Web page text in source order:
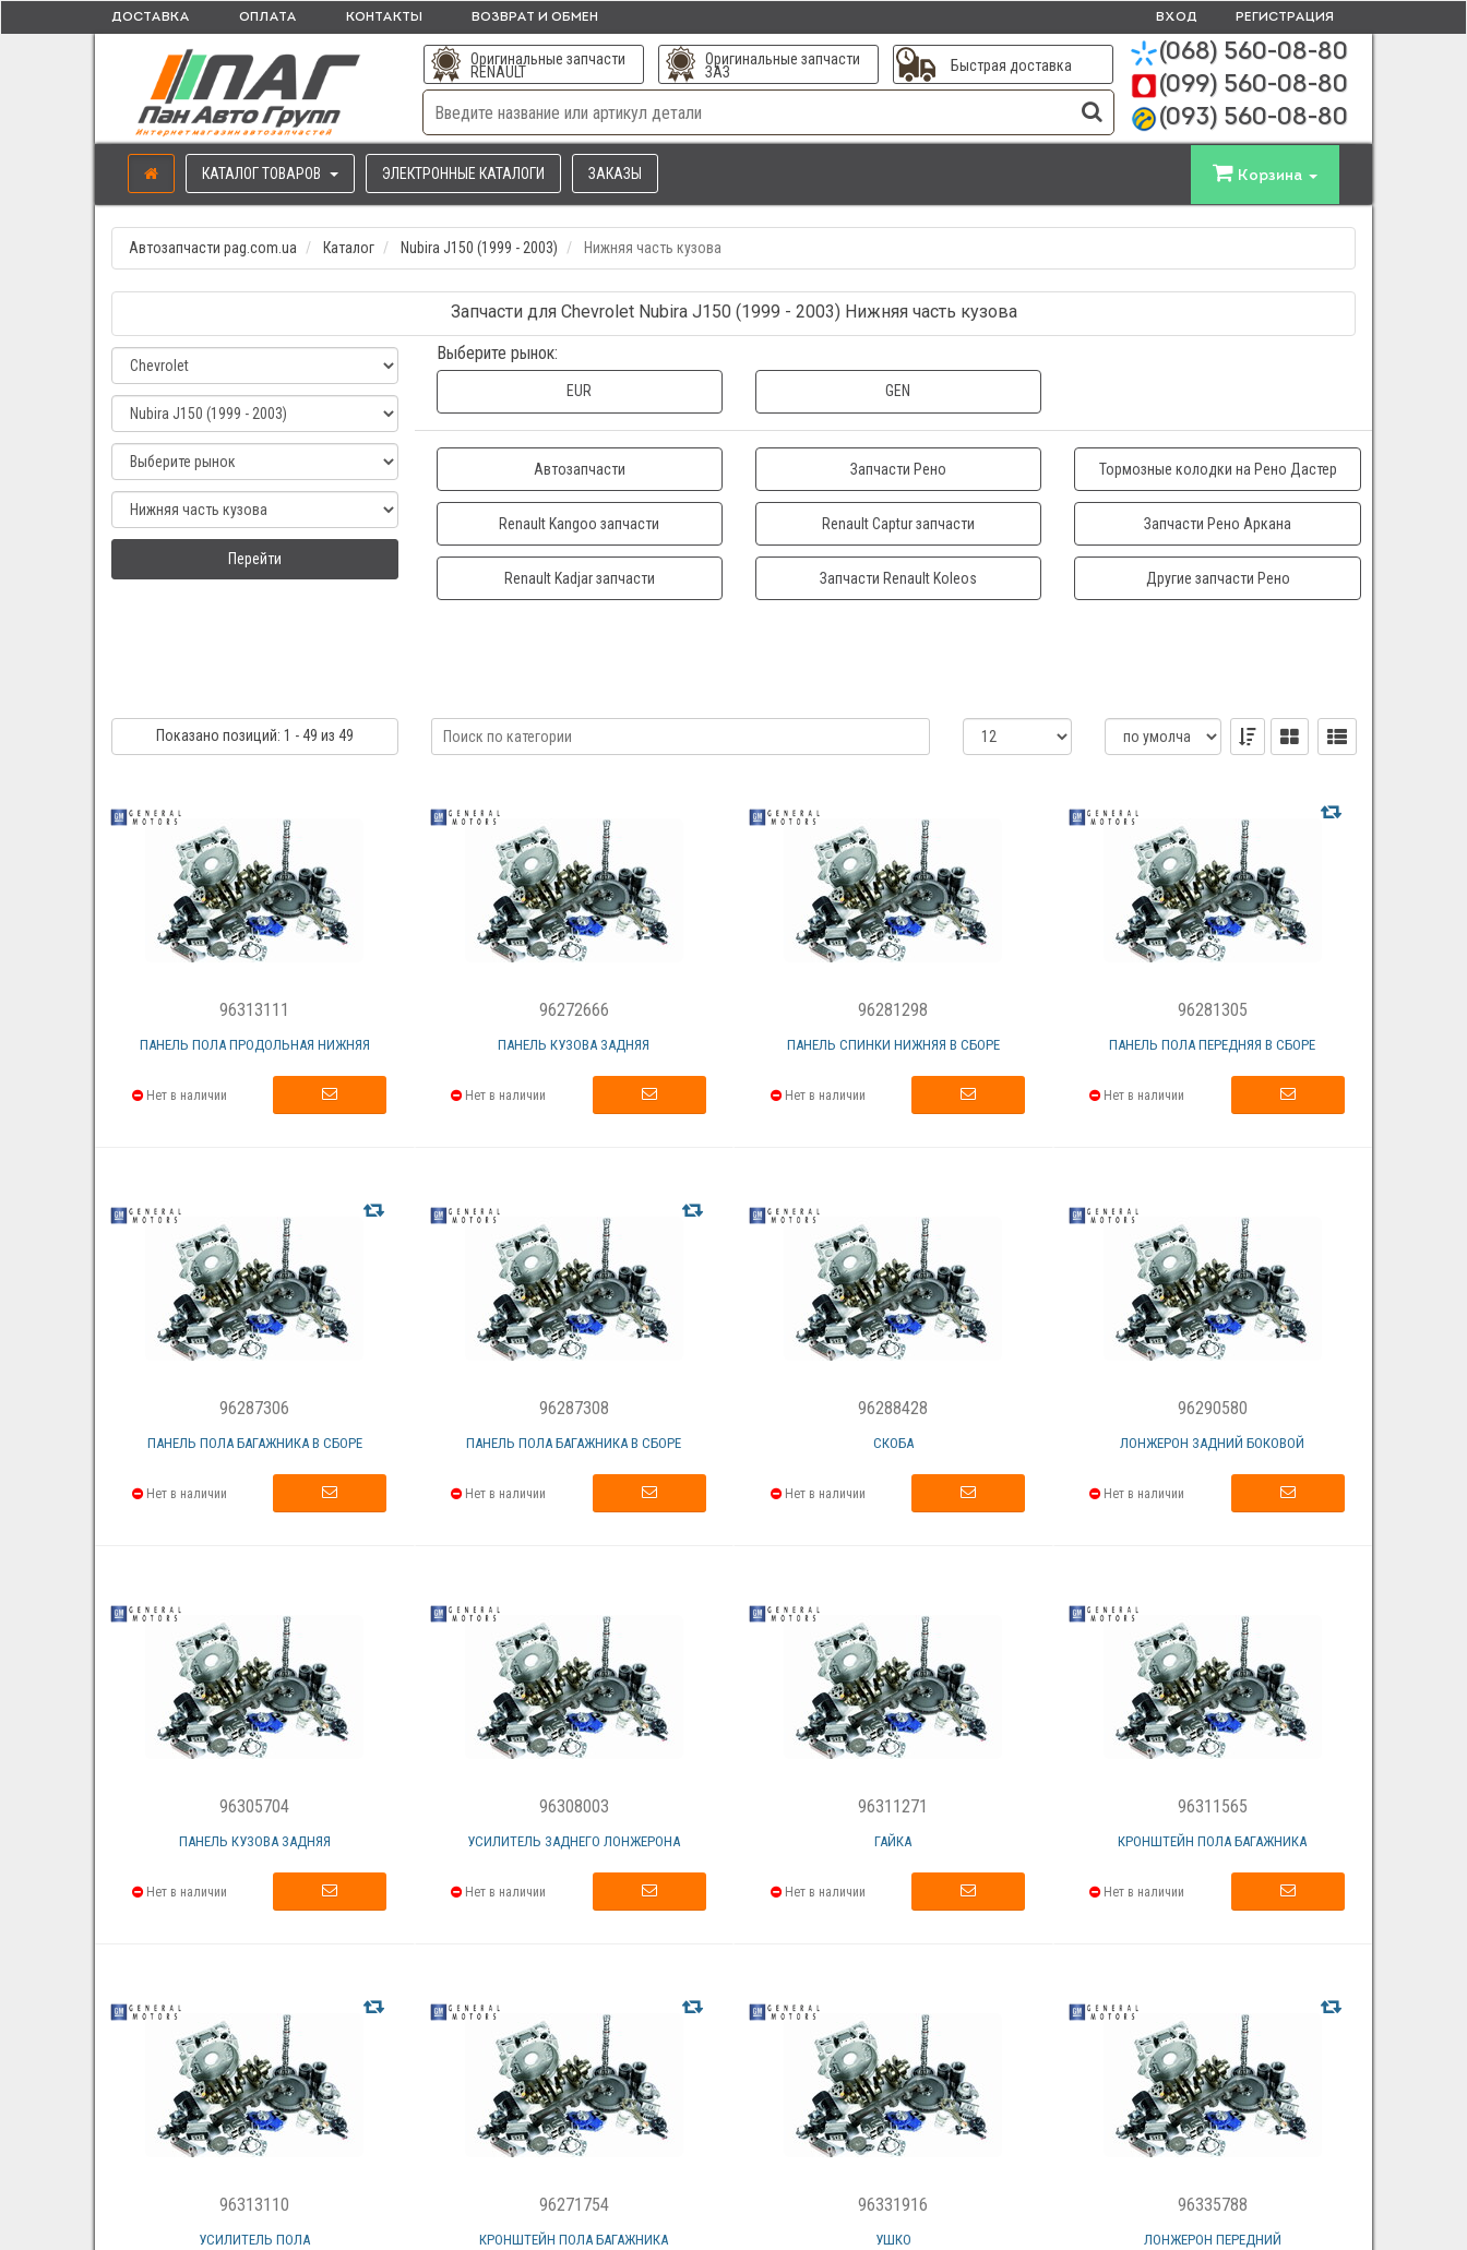
ДОСТАВКА ОПЛАТА КОНТАКТЫ ВОЗВРАТ И ОБМЕН ВХОД РЕГИСТРАЦИЯ
Оригинальные запчасти
RENAULT
Оригинальные запчасти
ЗАЗ Быстрая доставка (068) 560-08-80
(099) 560-08-80
(093) 560-08-80
КАТАЛОГ ТОВАРОВ ЭЛЕКТРОННЫЕ КАТАЛОГИ ЗАКАЗЫ Корзина
Автозапчасти pag.com.ua Каталог Nubira J150 (1999 - 2003) Нижняя часть кузова
Запчасти для Chevrolet Nubira J150 (1999 - 2003) Нижняя часть кузова
Перейти
Выберите рынок:
EUR GEN
Автозапчасти Запчасти Рено Тормозные колодки на Рено Дастер
Renault Kangoo запчасти Renault Captur запчасти Запчасти Рено Аркана
Renault Kadjar запчасти Запчасти Renault Koleos Другие запчасти Рено
Показано позиций: 1 - 49 из 49
96313111
ПАНЕЛЬ ПОЛА ПРОДОЛЬНАЯ НИЖНЯЯ
Нет в наличии
96272666
ПАНЕЛЬ КУЗОВА ЗАДНЯЯ
Нет в наличии
96281298
ПАНЕЛЬ СПИНКИ НИЖНЯЯ В СБОРЕ
Нет в наличии
96281305
ПАНЕЛЬ ПОЛА ПЕРЕДНЯЯ В СБОРЕ
Нет в наличии
96287306
ПАНЕЛЬ ПОЛА БАГАЖНИКА В СБОРЕ
Нет в наличии
96287308
ПАНЕЛЬ ПОЛА БАГАЖНИКА В СБОРЕ
Нет в наличии
96288428
СКОБА
Нет в наличии
96290580
ЛОНЖЕРОН ЗАДНИЙ БОКОВОЙ
Нет в наличии
96305704
ПАНЕЛЬ КУЗОВА ЗАДНЯЯ
Нет в наличии
96308003
УСИЛИТЕЛЬ ЗАДНЕГО ЛОНЖЕРОНА
Нет в наличии
96311271
ГАЙКА
Нет в наличии
96311565
КРОНШТЕЙН ПОЛА БАГАЖНИКА
Нет в наличии
96313110
УСИЛИТЕЛЬ ПОЛА
96271754
КРОНШТЕЙН ПОЛА БАГАЖНИКА
96331916
УШКО
96335788
ЛОНЖЕРОН ПЕРЕДНИЙ